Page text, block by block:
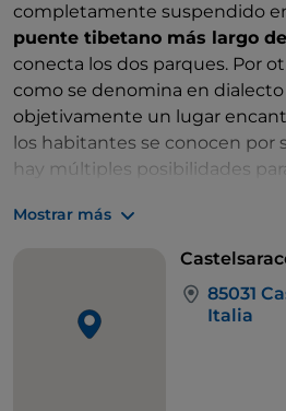
completamente suspendido
puente tibetano más largo
conecta los dos parques. Por
como se denomina en dialecto
objetivamente un lugar
los habitantes se conocen por
hay múltiples posibilidades
Senderismo, escalada,
«rafting» a lo largo de los ríos
aburres, ya seas adulto o niño.
sea una etapa del
Sentiero
Mostrar más
85031
Italia